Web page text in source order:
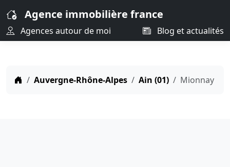
Agence immobilière france
Agences autour de moi Blog et actualités
Auvergne-Rhône-Alpes Ain (01) Mionnay